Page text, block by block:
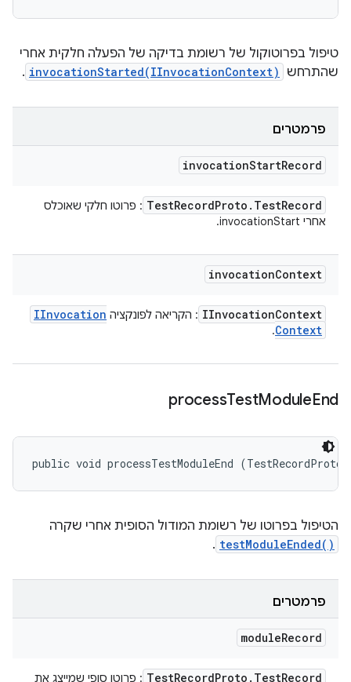
טיפול בפרוטוקול של רשומת בדיקה של הפעלה חלקית אחרי
שהתרחש
invocationStarted(IInvocationContext)
.
פרמטרים
invocationStartRecord
TestRecordProto . TestRecord
: פרוטו חלקי שאוכלס
אחרי invocationStart.
invocationContext
IInvocationContext : הקריאה לפונקציה IInvocation
Context
.
processTestModuleEnd
public void processTestModuleEnd
הטיפול בפרוטו של רשומת המודול הסופית אחרי שקרה
testModuleEnded()
.
פרמטרים
moduleRecord
TestRecordProto . TestRecord : פרוטו סופי שמייצג את